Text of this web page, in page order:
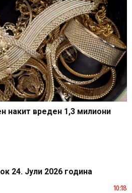
накит вреден 1,3 милиони
24. Јули 2026 година
10:18